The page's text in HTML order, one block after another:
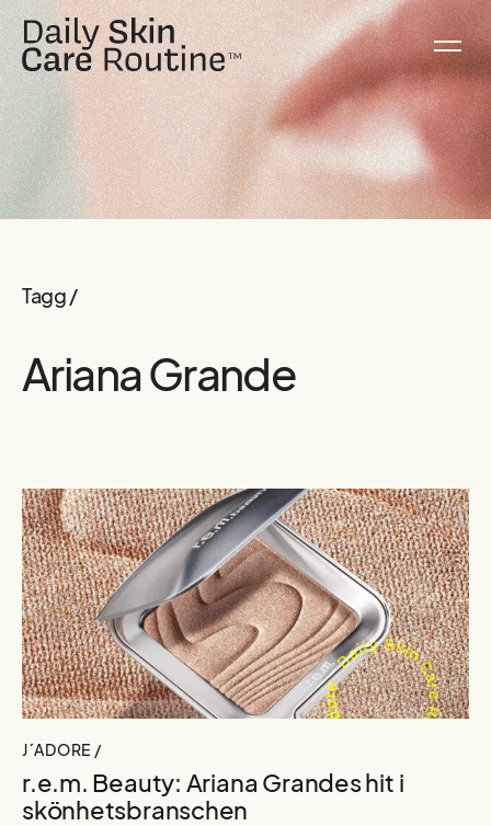
Tagg /
Ariana Grande
J´ADORE /
r.e.m. Beauty: Ariana Grandes hit i
skönhetsbranschen